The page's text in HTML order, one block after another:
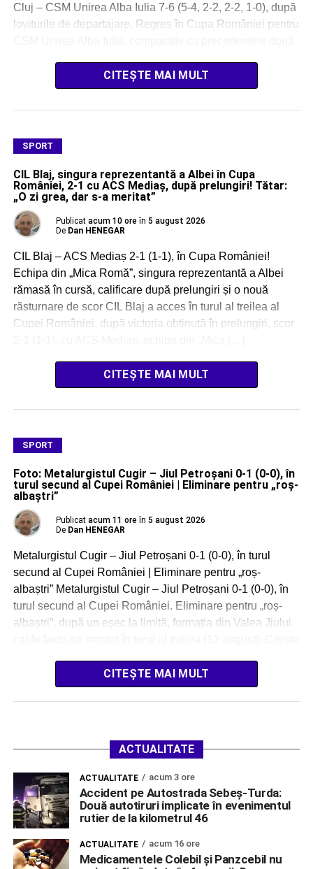
Cluj – CSM Unirea Alba Iulia 7-6 (5-4, 2-2, 2-2, 1-0), după
loviturile de departajare. Regres în Cupa României pentru
CITEȘTE MAI MULT
SPORT
CIL Blaj, singura reprezentantă a Albei în Cupa
României, 2-1 cu ACS Mediaș, după prelungiri! Tătar:
„O zi grea, dar s-a meritat”
Publicat acum 10 ore în 5 august 2026
De Dan HENEGAR
CIL Blaj – ACS Mediaș 2-1 (1-1), în Cupa României!
Echipa din „Mica Romă”, singura reprezentantă a Albei
rămasă în cursă, calificare după prelungiri și o nouă
răsturnare de scor CIL Blaj a acces în turul al treilea al
Cupei României, după victoria obținută în prelungiri, scor
CITEȘTE MAI MULT
SPORT
Foto: Metalurgistul Cugir – Jiul Petroșani 0-1 (0-0), în
turul secund al Cupei României | Eliminare pentru „roș-
albaștri”
Publicat acum 11 ore în 5 august 2026
De Dan HENEGAR
Metalurgistul Cugir – Jiul Petroșani 0-1 (0-0), în turul
secund al Cupei României | Eliminare pentru „roș-
albaștri” Metalurgistul Cugir – Jiul Petroșani 0-1 (0-0), în
turul secund al Cupei României. Eliminare pentru „roș-
albaștri”, după un eșec la limită, formația din Valea Jiului
CITEȘTE MAI MULT
ACTUALITATE
ACTUALITATE acum 3 ore
Accident pe Autostrada Sebeș-Turda:
Două autotiruri implicate în evenimentul
rutier de la kilometrul 46
ACTUALITATE acum 16 ore
Medicamentele Colebil și Panzcebil nu